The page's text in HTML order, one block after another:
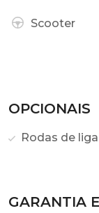
Scooter
OPCIONAIS
Rodas de
GARANTIA